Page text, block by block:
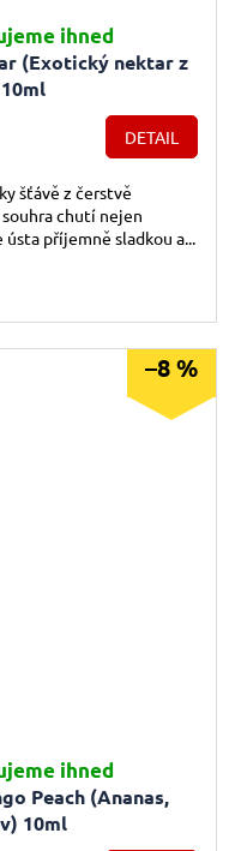
(Exotický nektar z
5 hvězdiček.
ihned
DETAIL
šťávě z čerstvě
chutí nejen
příjemně sladkou a...
–8 %
Peach (Ananas,
10ml
ihned